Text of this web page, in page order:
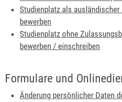
Studienplatz als ausländischer
bewerben
Studienplatz ohne
bewerben / einschreiben
Formulare und
Änderung persönlicher Daten